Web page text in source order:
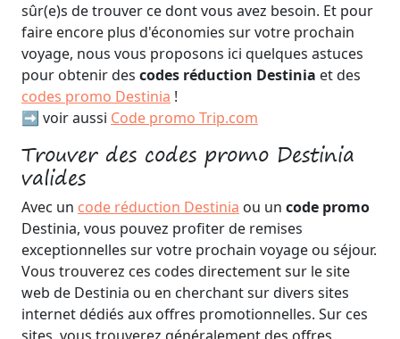
sûr(e)s de trouver ce dont vous avez besoin. Et pour
faire encore plus d'économies sur votre prochain
voyage, nous vous proposons ici quelques astuces
pour obtenir des codes réduction Destinia et des
codes promo Destinia !
➡️ voir aussi Code promo Trip.com
Trouver des codes promo Destinia
valides
Avec un code réduction Destinia ou un code promo
Destinia, vous pouvez profiter de remises
exceptionnelles sur votre prochain voyage ou séjour.
Vous trouverez ces codes directement sur le site
web de Destinia ou en cherchant sur divers sites
internet dédiés aux offres promotionnelles. Sur ces